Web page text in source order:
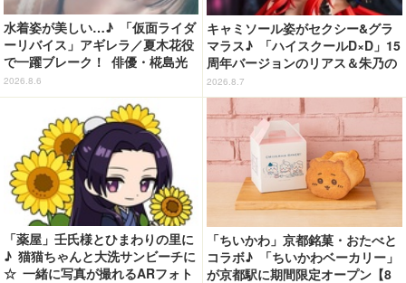
水着姿が美しい…♪ 「仮面ライダ
ーリバイス」アギレラ／夏木花役
で一躍ブレーク！ 俳優・椛島光
の2nd写真集が予約開始
2026.8.6
キャミソール姿がセクシー&グラ
マラス♪ 「ハイスクールD×D」15
周年バージョンのリアス＆朱乃の
フィギュアがリニューアルパッケ
ージで登場！
2026.8.7
「薬屋」壬氏様とひまわりの里に
♪ 猫猫ちゃんと大洗サンビーチに
☆ 一緒に写真が撮れるARフォト
「ちいかわ」京都銘菓・おたべと
コラボ♪ 「ちいかわベーカリー」
が京都駅に期間限定オープン【8